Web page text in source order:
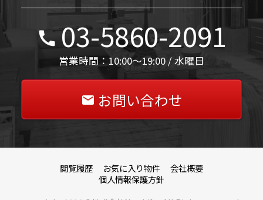
03-5860-2091
営業時間：10:00～19:00 / 水曜日
お問い合わせ
閲覧履歴 お気に入り物件
会社概要
個人情報保護方針